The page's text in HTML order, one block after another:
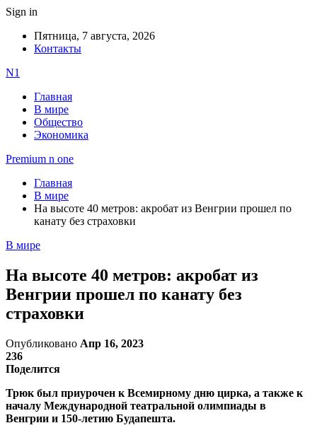
Sign in
Пятница, 7 августа, 2026
Контакты
N1
Главная
В мире
Общество
Экономика
Premium n one
Главная
В мире
На высоте 40 метров: акробат из Венгрии прошел по
канату без страховки
В мире
На высоте 40 метров: акробат из
Венгрии прошел по канату без
страховки
Опубликовано Апр 16, 2023
236
Поделится
Трюк был приурочен к Всемирному дню цирка, а также к
началу Международной театральной олимпиады в
Венгрии и 150-летию Будапешта.